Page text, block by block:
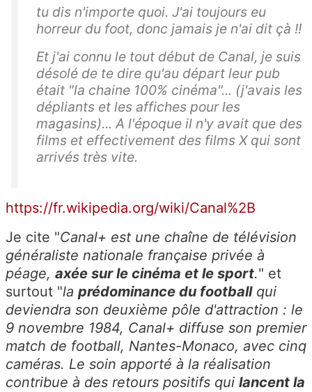
tu dis n'importe quoi. J'ai toujours eu
horreur du foot, donc jamais je n'ai dit çà !!
Et j'ai connu le tout début de Canal, je suis
désolé de te dire qu'au départ leur pub
était "la chaine 100% cinéma"... (j'avais les
dépliants et les affiches pour les
magasins)... A l'époque il n'y avait que des
films et effectivement des films X qui sont
arrivés très vite.
https://fr.wikipedia.org/wiki/Canal%2B
Je cite "Canal+ est une chaîne de télévision
généraliste nationale française privée à
péage, axée sur le cinéma et le sport." et
surtout "la prédominance du footballqui
deviendra son deuxième pôle d'attraction : le
9 novembre 1984, Canal+ diffuse son premier
match de football, Nantes-Monaco, avec cinq
caméras. Le soin apporté à la réalisation
contribue à des retours positifs qui lancent la